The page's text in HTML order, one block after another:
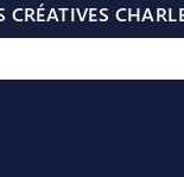
CRÉATIVES